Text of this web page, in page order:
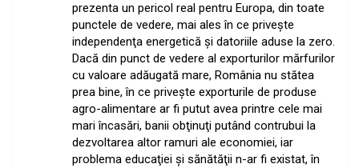
prezenta un pericol real pentru Europa, din toate
punctele de vedere, mai ales în ce priveşte
independenţa energetică şi datoriile aduse la zero.
Dacă din punct de vedere al exporturilor mărfurilor
cu valoare adăugată mare, România nu stătea
prea bine, în ce priveşte exporturile de produse
agro-alimentare ar fi putut avea printre cele mai
mari încasări, banii obţinuţi putând contrubui la
dezvoltarea altor ramuri ale economiei, iar
problema educaţiei şi sănătăţii n-ar fi existat, în